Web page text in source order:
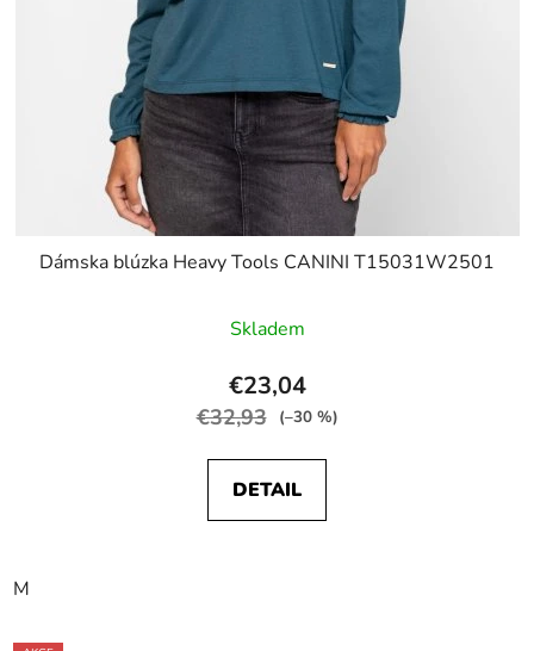
Dámska blúzka Heavy Tools CANINI T15031W2501
Skladem
€23,04
€32,93 (–30 %)
DETAIL
M